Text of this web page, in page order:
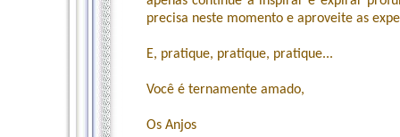
precisa neste momento e aproveite as
E, pratique, pratique, pratique...
Você é ternamente amado,
Os Anjos